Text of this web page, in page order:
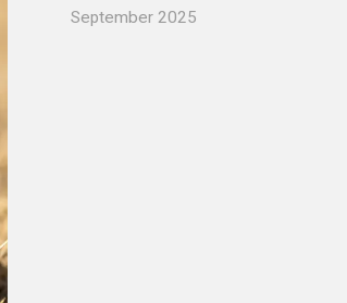
September 2025